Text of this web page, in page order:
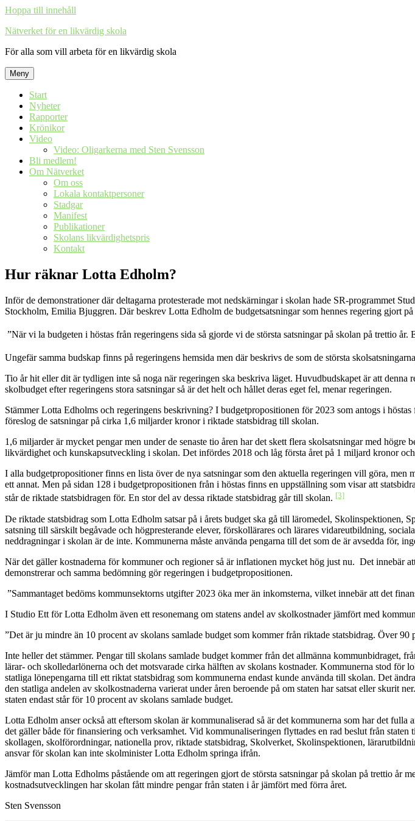
Hoppa till innehåll
Nätverket för en likvärdig skola
För alla som vill arbeta för en likvärdig skola
Meny
Start
Nyheter
Rapporter
Krönikor
Video
Video: Oligarkerna med Sten Svensson
Bli medlem!
Om Nätverket
Om oss
Lokala kontaktpersoner
Stadgar
Manifest
Publikationer
Skolans likvärdighetspris
Kontakt
Hur räknar Lotta Edholm?
Inför de demonstrationer där deltagarna protesterade mot nedskärningar i skolan hade SR-programmet
Stockholm, Emilia Bjuggren. Där beskrev Lotta Edholm de budgetsatsningar som hennes regering gjort på
”När vi la budgeten i höstas från regeringens sida så gjorde vi de största satsningar på skolan på trettio
Ungefär samma budskap finns på regeringens hemsida men där beskrivs de som de största
Tio år hit eller dit är tydligen inte så noga när regeringen ska beskriva läget. Huvudbudskapet är att
skolbudget efter regeringens stora satsningar så är det helt och hållet deras eget fel, menar regeringen.
Stämmer Lotta Edholms och regeringens beskrivning? I budgetpropositionen för 2023 som antogs i
föreslog de satsningar på cirka 1,6 miljarder kronor i riktade statsbidrag till skolan.
1,6 miljarder är mycket pengar men under de senaste tio åren har det skett flera skolsatsningar med
likvärdighet och kunskapsutveckling i skolan. Det infördes 2018 och låg första året på 1 miljard kronor
I alla budgetpropositioner finns en lista över de nya satsningar som den aktuella regeringen vill göra,
ett annat. Men på sidan 128 i budgetpropositionen från i höstas finns en uppställning som visar att
står de riktade statsbidragen för. En stor del av dessa riktade statsbidrag går till skolan. [3]
De riktade statsbidrag som Lotta Edholm satsar på i årets budget ska gå till läromedel,
satsning till särskilt begåvade och högpresterande elever, förskollärares och lärares vidareutbildning,
neddragningar i skolan är de inte. Kommunerna måste använda pengarna till det som de är avsedda för,
När det gäller kostnaderna för kommuner och regioner så är inflationen mycket hög just nu. Det innebär
demonstrerar och samma bedömning gör regeringen i budgetpropositionen.
”Sammantaget bedöms kommunsektorns utgifter 2023 öka mer än inkomsterna, vilket innebär att det
I Studio Ett för Lotta Edholm även ett resonemang om statens andel av skolkostnader jämfört med
”Det är ju mindre än 10 procent av skolans samlade budget som kommer från riktade statsbidrag. Över 90
Inte heller det stämmer. Pengar till skolans samlade budget kommer från det allmänna kommunbidraget,
lärar- och skolledarlönerna och det motsvarade cirka hälften av skolans kostnader. Kommunerna stod
statliga lönepengarna till ett riktat statsbidrag som kommunerna endast kunde använda till skolan. Det
den statliga andelen av skolkostnaderna varierat under åren beroende på om staten har satsat eller skurit
staten endast står för 10 procent av skolans samlade budget.
Lotta Edholm anser också att eftersom skolan är kommunaliserad så är det kommunerna som har det
det gäller både för finansiering och verksamhet. Vid kommunaliseringen flyttades en rad beslut från
skollagen, skolförordningar, nationella prov, riktade statsbidrag, Skolverket, Skolinspektionen,
ansvar för skolan kan inte skolminister Lotta Edholm springa ifrån.
Jämför man Lotta Edholms påstående om att regeringen gjort de största satsningar på skolan på trettio år
kostnadsutvecklingen har skolan fått mindre pengar från staten i år jämfört med förra året.
Sten Svensson